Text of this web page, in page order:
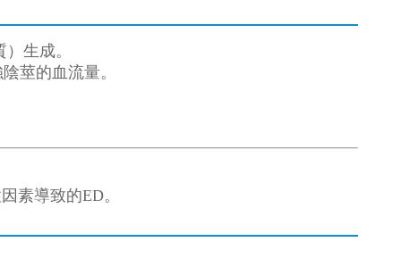
生成。
莖的血流量。
素導致的ED。